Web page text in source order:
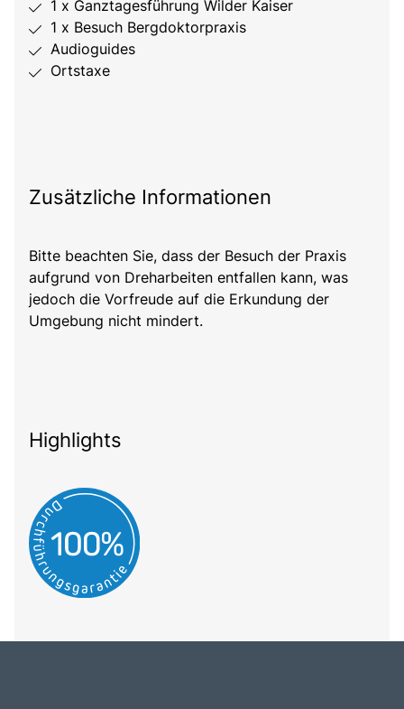
1 x Ganztagesführung Wilder Kaiser
1 x Besuch Bergdoktorpraxis
Audioguides
Ortstaxe
Zusätzliche Informationen
Bitte beachten Sie, dass der Besuch der Praxis
aufgrund von Dreharbeiten entfallen kann, was
jedoch die Vorfreude auf die Erkundung der
Umgebung nicht mindert.
Highlights